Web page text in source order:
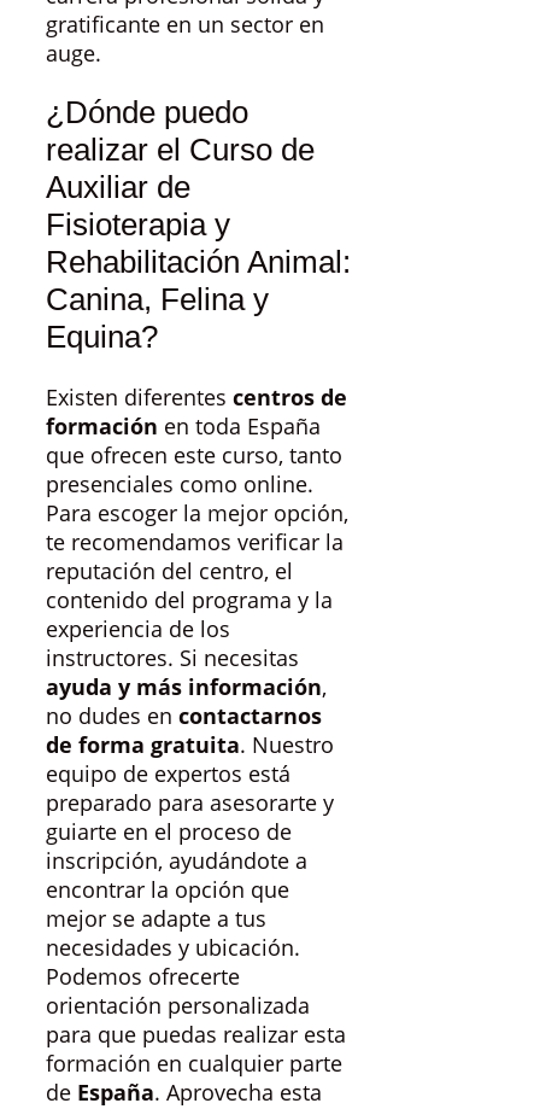
gratificante en un sector en
auge.
¿Dónde puedo
realizar el Curso de
Auxiliar de
Fisioterapia y
Rehabilitación Animal:
Canina, Felina y
Equina?
Existen diferentes centros de
formación en toda España
que ofrecen este curso, tanto
presenciales como online.
Para escoger la mejor opción,
te recomendamos verificar la
reputación del centro, el
contenido del programa y la
experiencia de los
instructores. Si necesitas
ayuda y más información,
no dudes en contactarnos
de forma gratuita. Nuestro
equipo de expertos está
preparado para asesorarte y
guiarte en el proceso de
inscripción, ayudándote a
encontrar la opción que
mejor se adapte a tus
necesidades y ubicación.
Podemos ofrecerte
orientación personalizada
para que puedas realizar esta
formación en cualquier parte
de España. Aprovecha esta